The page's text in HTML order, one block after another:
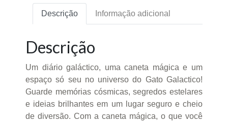
Descrição Informação adicional
Descrição
Um diário galáctico, uma caneta mágica e um
espaço só seu no universo do Gato Galactico!
Guarde memórias cósmicas, segredos estelares
e ideias brilhantes em um lugar seguro e cheio
de diversão. Com a caneta mágica, o que você